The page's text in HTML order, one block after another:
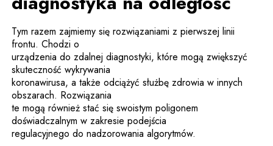
Tym razem zajmiemy się rozwiązaniami z pierwszej linii
frontu. Chodzi o
urządzenia do zdalnej diagnostyki, które mogą zwiększyć
skuteczność wykrywania
koronawirusa, a także odciążyć służbę zdrowia w innych
obszarach. Rozwiązania
te mogą również stać się swoistym poligonem
doświadczalnym w zakresie podejścia
regulacyjnego do nadzorowania algorytmów.